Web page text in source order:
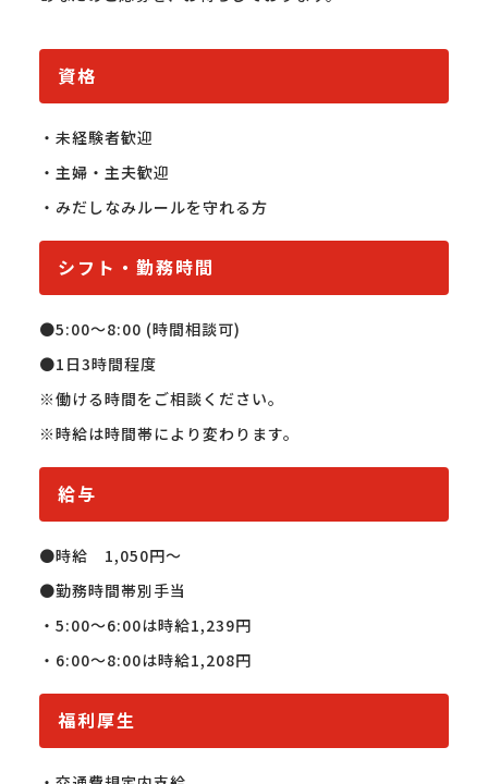
資格
・未経験者歓迎
・主婦・主夫歓迎
・みだしなみルールを守れる方
シフト・勤務時間
●5:00〜8:00 (時間相談可)
●1日3時間程度
※働ける時間をご相談ください。
※時給は時間帯により変わります。
給与
●時給　1,050円〜
●勤務時間帯別手当
・5:00〜6:00は時給1,239円
・6:00〜8:00は時給1,208円
福利厚生